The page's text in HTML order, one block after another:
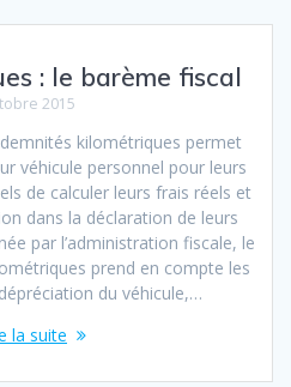
: le barème fiscal
2015
kilométriques permet
véhicule personnel pour leurs
de calculer leurs frais réels et
dans la déclaration de leurs
par l’administration fiscale, le
prend en compte les
du véhicule,…
la suite